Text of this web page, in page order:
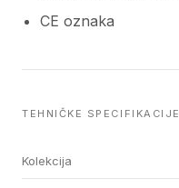
CE oznaka
TEHNIČKE SPECIFIKACIJE
Kolekcija